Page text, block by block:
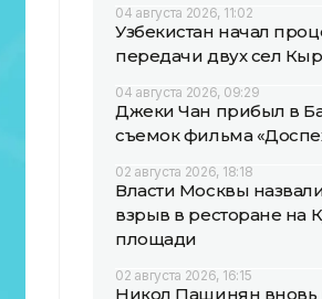
04 августа 2026, 11:02
Узбекистан начал
передачи двух сел
04 августа 2026, 09:29
Джеки Чан прибыл в
съемок фильма
02 августа 2026, 18:18
Власти Москвы
взрыв в ресторане на
площади
02 августа 2026, 16:15
Никол Пашинян вновь